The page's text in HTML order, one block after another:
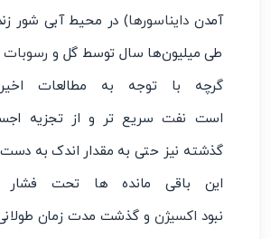
آمدندایناسورها) در محیط آبی شور
طی میلیون‌ها سال توسط گل و رسوبات
گرچه با توجه به مطالعات
است نفت سریع تر و از تجزیه
گذشته نیز حتی به مقدار اندک به دست
این باقی مانده ها تحت فشار
نبود اکسیژن و گذشت مدت زمان